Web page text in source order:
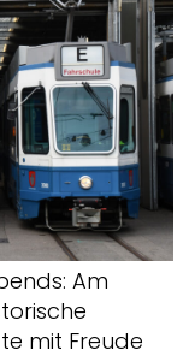
Am
mit Freude